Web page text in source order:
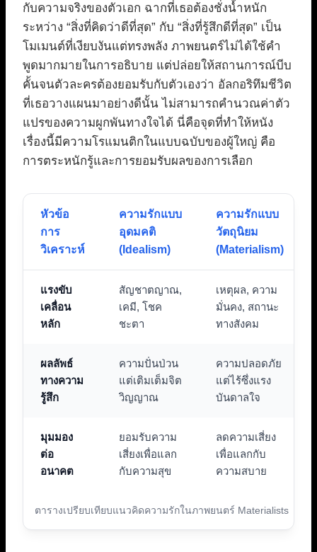
กับความจริงของตัวเอก ฉากที่เธอต้องชั่งน้ำหนัก
ระหว่าง “สิ่งที่คิดว่าดีที่สุด” กับ “สิ่งที่รู้สึกดีที่สุด” เป็น
โมเมนต์ที่เงียบงันแต่ทรงพลัง ภาพยนตร์ไม่ได้ใช้คำ
พูดมากมายในการอธิบาย แต่ปล่อยให้สถานการณ์บีบ
คั้นจนตัวละครต้องยอมรับกับตัวเองว่า อัลกอริทึมชีวิต
ที่เธอวางแผนมาอย่างดีนั้น ไม่สามารถคำนวณค่าตัว
แปรของความผูกพันทางใจได้ นี่คือจุดที่ทำให้หนัง
เรื่องนี้มีความโรแมนติกในแบบฉบับของผู้ใหญ่ คือ
การตระหนักรู้และการยอมรับผลของการเลือก
ตารางเปรียบเทียบแนวคิดความรักในภาพยนตร์ Materialists
หัวข้อ
การ
วิเคราะห์
ความรักแบบ
อุดมคติ
(Idealism)
ความรักแบบ
วัตถุนิยม
(Materialism)
แรงขับ
เคลื่อน
หลัก
สัญชาตญาณ,
เคมี, โชค
ชะตา
เหตุผล, ความ
มั่นคง, สถานะ
ทางสังคม
ผลลัพธ์
ทางความ
รู้สึก
ความปั่นป่วน
แต่เติมเต็มจิต
วิญญาณ
ความปลอดภัย
แต่ไร้ซึ่งแรง
บันดาลใจ
มุมมอง
ต่อ
อนาคต
ยอมรับความ
เสี่ยงเพื่อแลก
กับความสุข
ลดความเสี่ยง
เพื่อแลกกับ
ความสบาย